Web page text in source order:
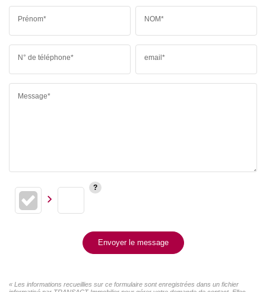
Prénom* NOM*
N° de téléphone* email*
Message*
Envoyer le message
« Les informations recueillies sur ce formulaire sont enregistrées dans un fichier